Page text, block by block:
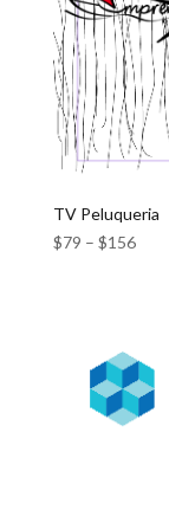
TV Peluqueria
$79 – $156